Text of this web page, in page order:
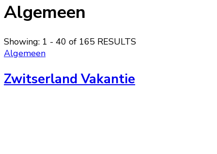
Algemeen
Showing: 1 - 40 of 165 RESULTS
Algemeen
Zwitserland Vakantie